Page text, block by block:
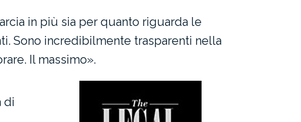
in più sia per quanto riguarda le
Sono incredibilmente trasparenti nella
Il massimo».
di